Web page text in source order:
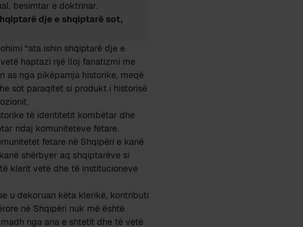
besimtar e doktrinar.
dje e shqiptarë sot,
“ata ishin shqiptarë dje e
haptazi një lloj fanatizmi me
as nga pikëpamja historike, meqë
sot paraqitet si produkt i historisë
të identitetit kombëtar dhe
ndaj komuniteteve fetare.
fetare në Shqipëri e kanë
shërbyer aq shqiptarëve si
klerit vetë dhe të institucioneve
u dekoruan këta klerikë, kontributi
në Shqipëri nuk më është
nga ana e shtetit dhe të vetë